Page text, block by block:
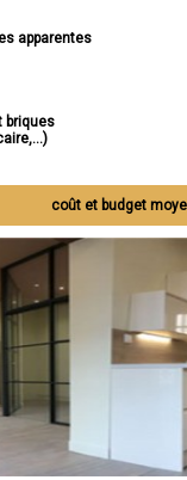
apparentes
briques
coût et budget